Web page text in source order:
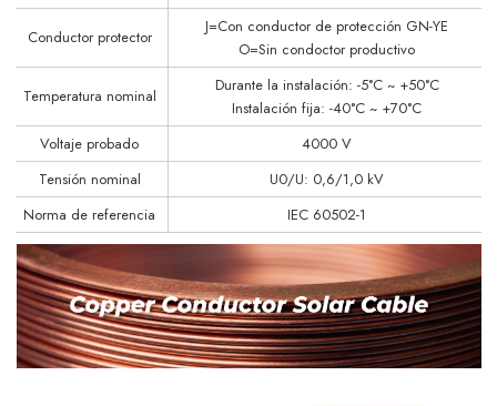
Conductor protector
J=Con conductor de protección GN-YE
O=Sin condoctor productivo
Temperatura nominal
Durante la instalación: -5°C ~ +50°C
Instalación fija: -40°C ~ +70°C
Voltaje probado
4000 V
Tensión nominal
U0/U: 0,6/1,0 kV
Norma de referencia
IEC 60502-1